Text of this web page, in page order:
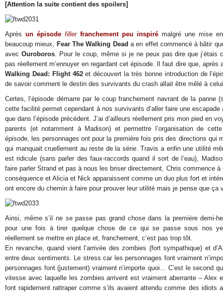
[Attention la suite contient des spoilers]
Après un épisode fillerfranchement peu inspiré malgré une mise
beaucoup mieux, Fear The Walking Dead a en effet commencé à bâtir
avec Ouroboros. Pour le coup, même si je ne peux pas dire que j’étais
pas réellement m’ennuyer en regardant cet épisode. Il faut dire que,
Walking Dead: Flight 462et découvert la très bonne introduction de
de savoir comment le destin des survivants du crash allait être mêlé à
Certes, l’épisode démarre par le coup franchement navrant de la panne
cette facilité permet cependant à nos survivants d’aller faire une
que dans l’épisode précédent. J’ai d’ailleurs réellement pris mon pied en
parents (et notamment à Madison) et permettre l’organisation de
épisode, les personnages ont pour la première fois pris des directions qui
qui manquait cruellement au reste de la série. Travis a enfin une utilité
est ridicule (sans parler des faux-raccords quand il sort de l’eau),
faire parler Strand et pas à nous les briser directement, Chris commence
conséquence et Alicia et Nick apparaissent comme un duo plus fort et
ont encore du chemin à faire pour prouver leur utilité mais je pense que ça
Ainsi, même s’il ne se passe pas grand chose dans la première demi-
pour une fois à tirer quelque chose de ce qui se passe sous nos
réellement se mettre en place et, franchement, c’est pas trop tôt.
En revanche, quand vient l’arrivée des zombies (fort sympathique) et
entre deux sentiments. Le stress car les personnages font vraiment
personnages font (justement) vraiment n’importe quoi… C’est le second
vitesse avec laquelle les zombies arrivent est vraiment aberrante – Alex
font rapidement rattraper comme s’ils avaient attendu comme des idiots